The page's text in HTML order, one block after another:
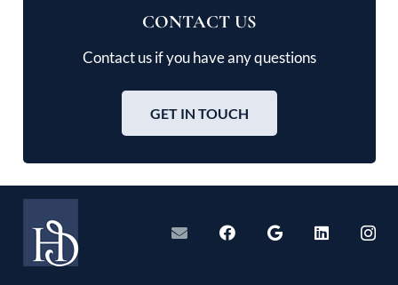
CONTACT US
Contact us if you have any questions
GET IN TOUCH